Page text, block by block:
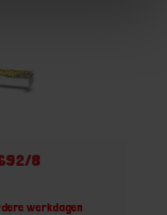
8
werkdagen